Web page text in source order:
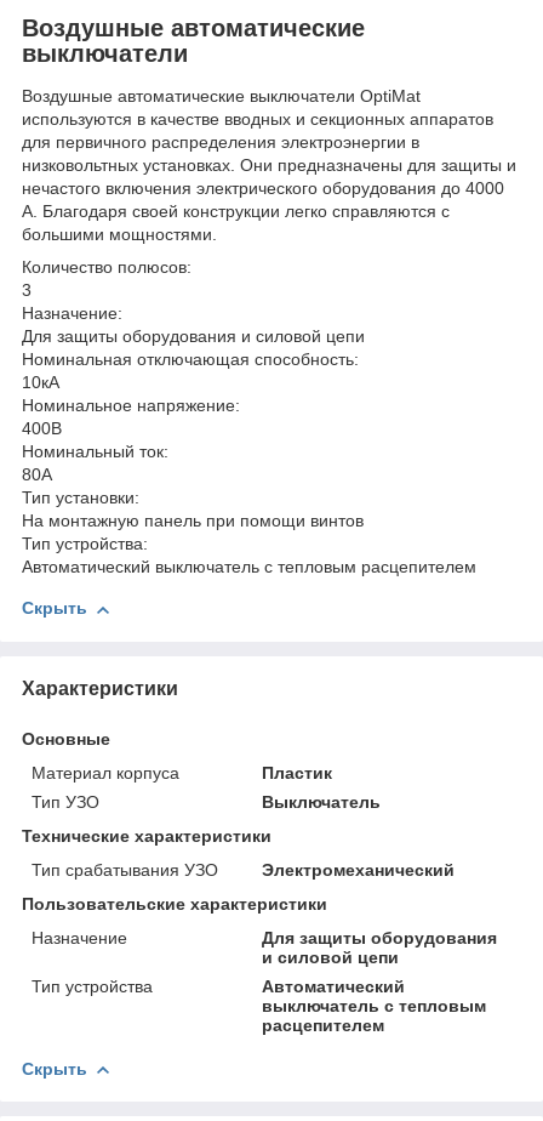
Воздушные автоматические
выключатели
Воздушные автоматические выключатели OptiMat
используются в качестве вводных и секционных аппаратов
для первичного распределения электроэнергии в
низковольтных установках. Они предназначены для защиты и
нечастого включения электрического оборудования до 4000
A. Благодаря своей конструкции легко справляются с
большими мощностями.
Количество полюсов:
3
Назначение:
Для защиты оборудования и силовой цепи
Номинальная отключающая способность:
10кА
Номинальное напряжение:
400В
Номинальный ток:
80А
Тип установки:
На монтажную панель при помощи винтов
Тип устройства:
Автоматический выключатель с тепловым расцепителем
Скрыть
Характеристики
Основные
Материал корпуса
Пластик
Тип УЗО
Выключатель
Технические характеристики
Тип срабатывания УЗО
Электромеханический
Пользовательские характеристики
Назначение
Для защиты оборудования
и силовой цепи
Тип устройства
Автоматический
выключатель с тепловым
расцепителем
Скрыть